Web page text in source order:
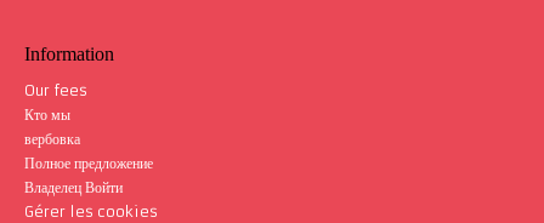
Information
Our fees
Кто мы
вербовка
Полное предложение
Владелец Войти
Gérer les cookies